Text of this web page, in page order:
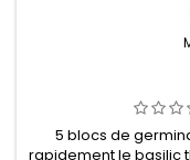
5 blocs de
rapidement le basilic